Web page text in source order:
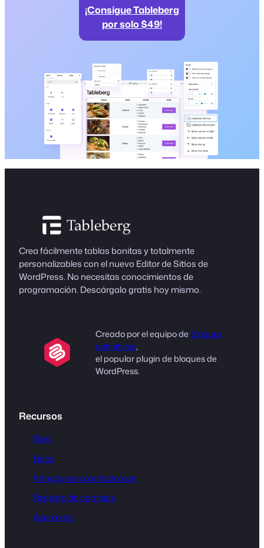
¡Consigue Tableberg
por solo $49!
Crea fácilmente tablas bonitas y totalmente
personalizables con el nuevo Editor de Sitios de
WordPress. No necesitas conocimientos de
programación. Descárgalo gratis hoy mismo.
Creado por el equipo deBloques
definitivos,
el popular plugin de bloques de
WordPress.
Recursos
Blog
Docs
Póngase en contacto con
Registro de cambios
Acerca de